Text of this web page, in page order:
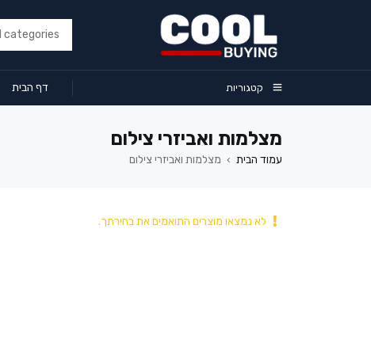
קטגוריות דף הבית
מצלמות ואביזרי צילום
עמוד הבית › מצלמות ואביזרי צילום
לא נמצאו מוצרים התואמים את בחירתך.